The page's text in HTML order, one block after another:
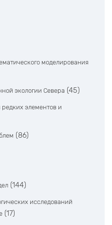
моделирования
экологии Севера (45)
элементов и
(86)
(144)
исследований
(17)